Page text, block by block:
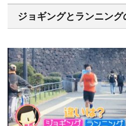
ジョギングとランニング